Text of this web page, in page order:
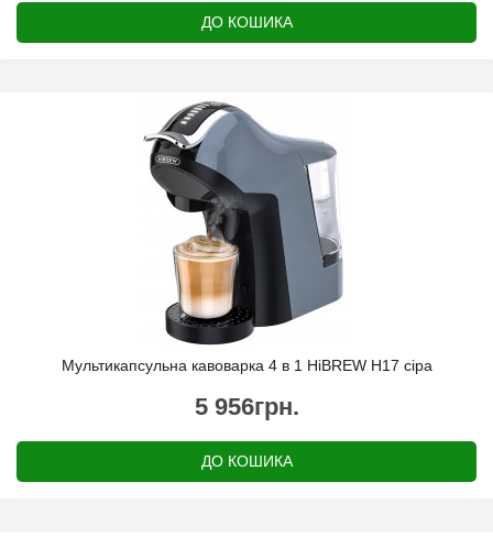
ДО КОШИКА
Мультикапсульна кавоварка 4 в 1 HiBREW H17 сіра
5 956грн.
ДО КОШИКА